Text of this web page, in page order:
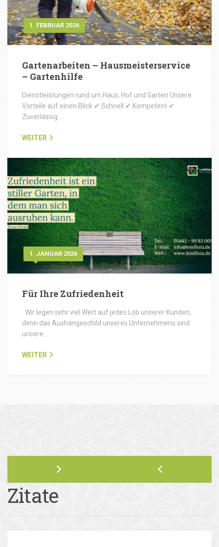
1. FEBRUAR 2026
Gartenarbeiten – Hausmeisterservice
– Gartenhilfe
Dienstleistungen rund um Haus, Hof und Garten Unsere
Vorteile auf einen Blick ✔ Schnell ✔ Kompetent ✔
Zuverlässig…
WEITER
1. JANUAR 2026
Für Ihre Zufriedenheit
Wir legen sehr viel Wert auf jedes Lob unserer Kunden,
denn das Aushängeschild unseres Unternehmens sind
unsere…
WEITER
Zitate